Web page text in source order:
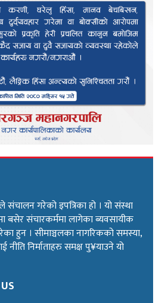
ले संचालन गरेको इपत्रिका हो । यो संस्था
बसेर संचारकर्ममा लागेका ब्यवसायीक
हुन । सीमाञ्चलका नागरिकको समस्या,
नीति निर्माताहरु समक्ष पु¥याउने यो